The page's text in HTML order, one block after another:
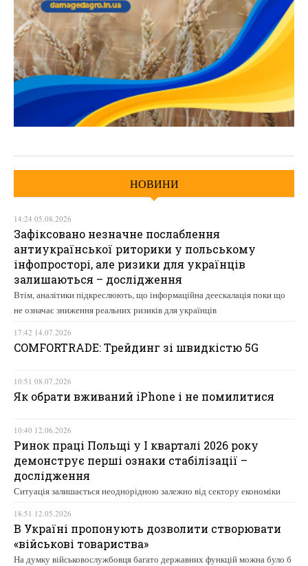
НОВИНИ
14:24 05.08.2026
Зафіксовано незначне послаблення
антиукраїнської риторики у польському
інфопросторі, але ризики для українців
залишаються – дослідження
Втім, аналітики підкреслюють, що інформаційна деескалація поки що
не означає зниження реальних ризиків для українців
17:42 14.07.2026
COMFORTRADE: Трейдинг зі швидкістю 5G
10:51 08.07.2026
Як обрати вживаний iPhone і не помилитися
10:40 12.06.2026
Ринок праці Польщі у І кварталі 2026 року
демонструє перші ознаки стабілізації –
дослідження
Ситуація залишається неоднорідною залежно від сектору економіки
18:51 12.05.2026
В Україні пропонують дозволити створювати
«військові товариства»
На думку військовослужбовця багато державних функцій можна було б